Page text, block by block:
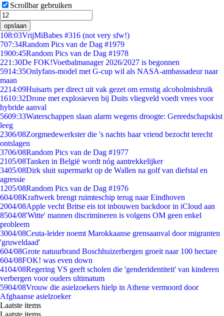
Scrollbar gebruiken
opslaan
108:03VrijMiBabes #316 (not very sfw!)
707:34Random Pics van de Dag #1979
1900:45Random Pics van de Dag #1978
221:30De FOK!Voetbalmanager 2026/2027 is begonnen
5914:35Onlyfans-model met G-cup wil als NASA-ambassadeur naar
maan
2214:09Huisarts per direct uit vak gezet om ernstig alcoholmisbruik
1610:32Drone met explosieven bij Duits vliegveld voedt vrees voor
hybride aanval
5609:33Waterschappen slaan alarm wegens droogte: Gereedschapskist
leeg
2306/08Zorgmedewerkster die 's nachts haar vriend bezocht terecht
ontslagen
3706/08Random Pics van de Dag #1977
2105/08Tanken in België wordt nóg aantrekkelijker
3405/08Dirk sluit supermarkt op de Wallen na golf van diefstal en
agressie
1205/08Random Pics van de Dag #1976
604/08Kraftwerk brengt ruimteschip terug naar Eindhoven
2004/08Apple vecht Britse eis tot inbouwen backdoor in iCloud aan
8504/08'Witte' mannen discrimineren is volgens OM geen enkel
probleem
3004/08Ceuta-leider noemt Marokkaanse grensaanval door migranten
'gruweldaad'
604/08Grote natuurbrand Boschhuizerbergen groeit naar 100 hectare
604/08FOK! was even down
4104/08Regering VS geeft scholen die 'genderidentiteit' van kinderen
verbergen voor ouders ultimatum
5904/08Vrouw die asielzoekers hielp in Athene vermoord door
Afghaanse asielzoeker
Laatste items
Laatste items